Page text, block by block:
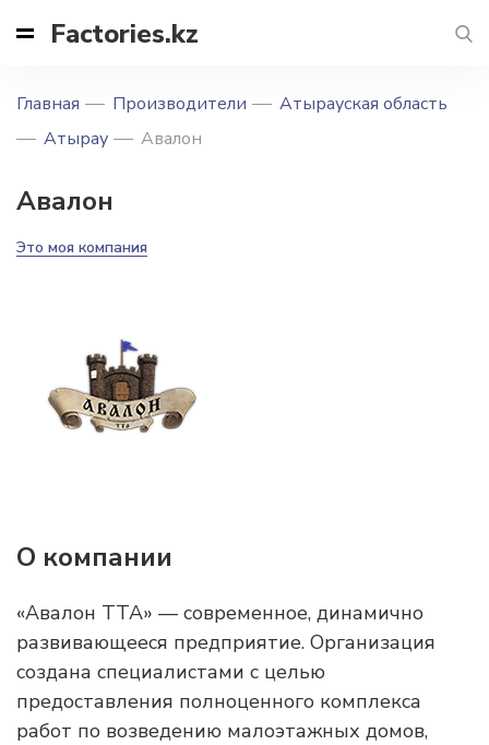
Factories.kz
Главная Производители
Атырауская область
Атырау
Авалон
Авалон
Это моя компания
О компании
«Авалон ТТА» — современное, динамично
развивающееся предприятие. Организация
создана специалистами с целью
предоставления полноценного комплекса
работ по возведению малоэтажных домов,